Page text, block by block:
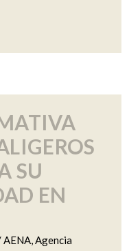
SU
EN
,Agencia